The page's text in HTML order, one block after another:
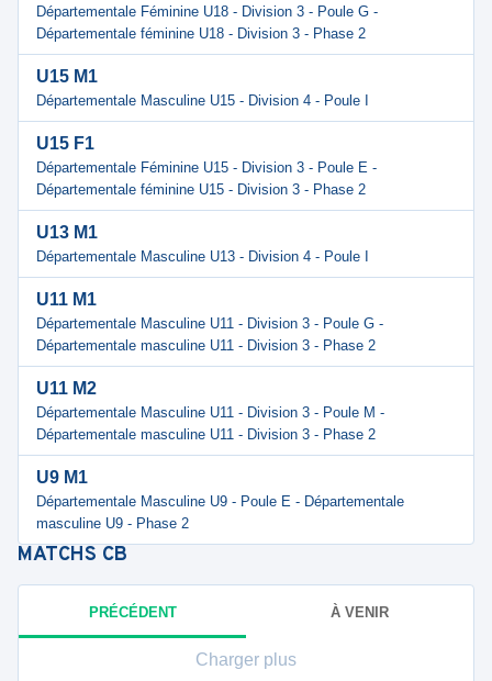
Départementale Féminine U18 - Division 3 - Poule G -
Départementale féminine U18 - Division 3 - Phase 2
U15 M1
Départementale Masculine U15 - Division 4 - Poule I
U15 F1
Départementale Féminine U15 - Division 3 - Poule E -
Départementale féminine U15 - Division 3 - Phase 2
U13 M1
Départementale Masculine U13 - Division 4 - Poule I
U11 M1
Départementale Masculine U11 - Division 3 - Poule G -
Départementale masculine U11 - Division 3 - Phase 2
U11 M2
Départementale Masculine U11 - Division 3 - Poule M -
Départementale masculine U11 - Division 3 - Phase 2
U9 M1
Départementale Masculine U9 - Poule E - Départementale
masculine U9 - Phase 2
MATCHS CB
PRÉCÉDENT À VENIR
Charger plus